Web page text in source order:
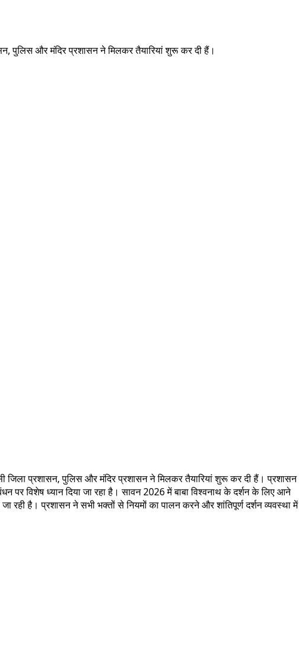
पुलिस और मंदिर प्रशासन ने मिलकर तैयारियां शुरू कर दी हैं।
जिला प्रशासन, पुलिस और मंदिर प्रशासन ने मिलकर तैयारियां शुरू कर दी हैं। प्रशासन
पर विशेष ध्यान दिया जा रहा है। सावन 2026 में बाबा विश्वनाथ के दर्शन के लिए आने
रही है। प्रशासन ने सभी भक्तों से नियमों का पालन करने और शांतिपूर्ण दर्शन व्यवस्था में